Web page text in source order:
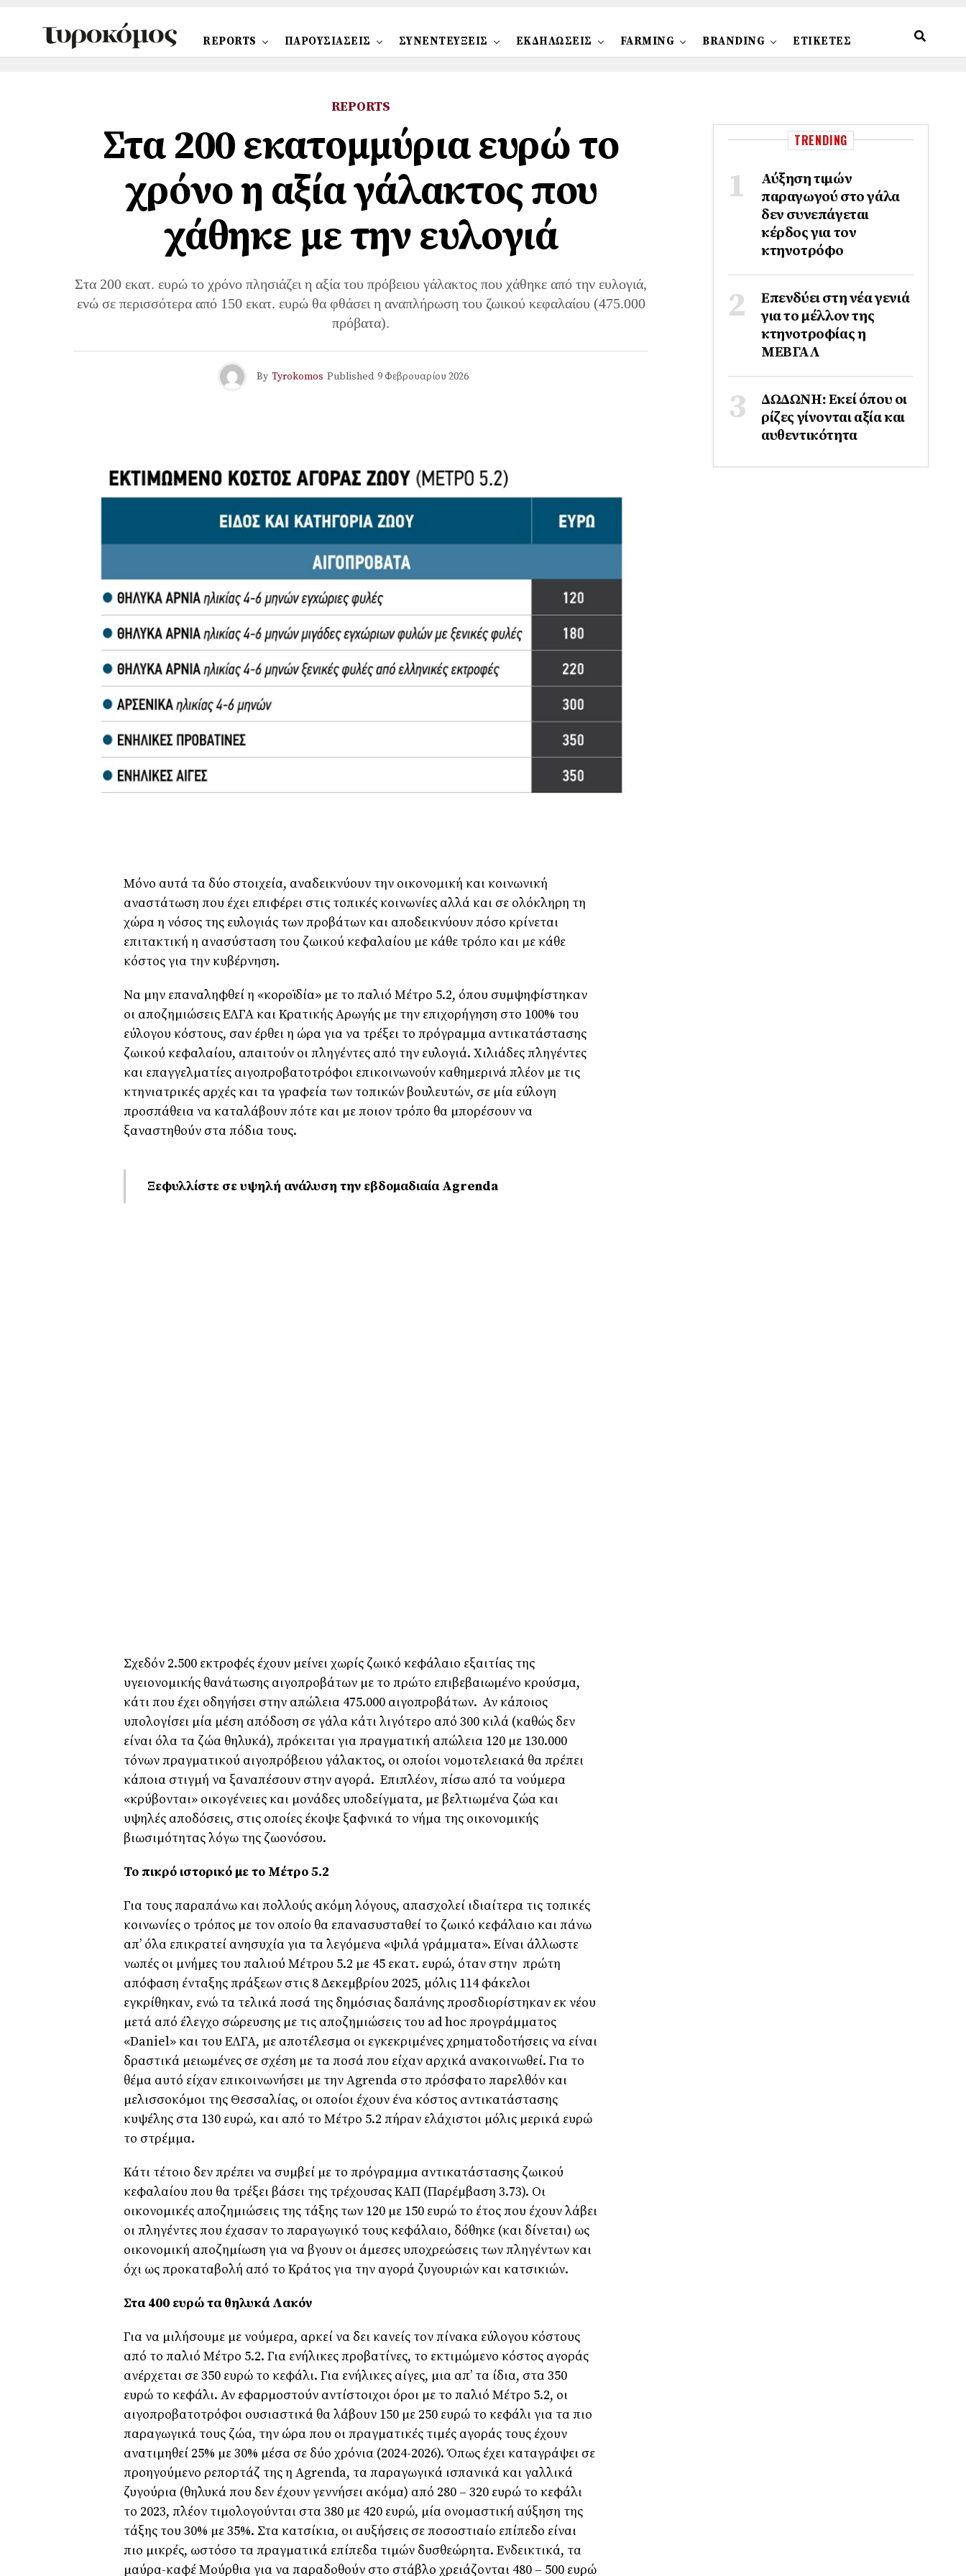
REPORTS ΠΑΡΟΥΣΙΑΣΕΙΣ ΣΥΝΕΝΤΕΥΞΕΙΣ ΕΚΔΗΛΩΣΕΙΣ FARMING BRANDING ΕΤΙΚΕΤΕΣ
REPORTS
Στα 200 εκατομμύρια ευρώ το
χρόνο η αξία γάλακτος που
χάθηκε με την ευλογιά
Στα 200 εκατ. ευρώ το χρόνο πλησιάζει η αξία του πρόβειου γάλακτος που χάθηκε από την ευλογιά,
ενώ σε περισσότερα από 150 εκατ. ευρώ θα φθάσει η αναπλήρωση του ζωικού κεφαλαίου (475.000
πρόβατα).
By Tyrokomos Published 9 Φεβρουαρίου 2026
Μόνο αυτά τα δύο στοιχεία, αναδεικνύουν την οικονομική και κοινωνική
αναστάτωση που έχει επιφέρει στις τοπικές κοινωνίες αλλά και σε ολόκληρη τη
χώρα η νόσος της ευλογιάς των προβάτων και αποδεικνύουν πόσο κρίνεται
επιτακτική η ανασύσταση του ζωικού κεφαλαίου με κάθε τρόπο και με κάθε
κόστος για την κυβέρνηση.
Να µην επαναληφθεί η «κοροϊδία» µε το παλιό Μέτρο 5.2, όπου συµψηφίστηκαν
οι αποζηµιώσεις ΕΛΓΑ και Κρατικής Αρωγής µε την επιχορήγηση στο 100% του
εύλογου κόστους, σαν έρθει η ώρα για να τρέξει το πρόγραµµα αντικατάστασης
ζωικού κεφαλαίου, απαιτούν οι πληγέντες από την ευλογιά. Χιλιάδες πληγέντες
και επαγγελµατίες αιγοπροβατοτρόφοι επικοινωνούν καθηµερινά πλέον µε τις
κτηνιατρικές αρχές και τα γραφεία των τοπικών βουλευτών, σε µία εύλογη
προσπάθεια να καταλάβουν πότε και µε ποιον τρόπο θα µπορέσουν να
ξαναστηθούν στα πόδια τους.
Ξεφυλλίστε σε υψηλή ανάλυση την εβδομαδιαία Agrenda
Σχεδόν 2.500 εκτροφές έχουν µείνει χωρίς ζωικό κεφάλαιο εξαιτίας της
υγειονοµικής θανάτωσης αιγοπροβάτων µε το πρώτο επιβεβαιωµένο κρούσµα,
κάτι που έχει οδηγήσει στην απώλεια 475.000 αιγοπροβάτων. Αν κάποιος
υπολογίσει µία µέση απόδοση σε γάλα κάτι λιγότερο από 300 κιλά (καθώς δεν
είναι όλα τα ζώα θηλυκά), πρόκειται για πραγµατική απώλεια 120 µε 130.000
τόνων πραγµατικού αιγοπρόβειου γάλακτος, οι οποίοι νοµοτελειακά θα πρέπει
κάποια στιγµή να ξαναπέσουν στην αγορά. Επιπλέον, πίσω από τα νούµερα
«κρύβονται» οικογένειες και µονάδες υποδείγµατα, µε βελτιωµένα ζώα και
υψηλές αποδόσεις, στις οποίες έκοψε ξαφνικά το νήµα της οικονοµικής
βιωσιµότητας λόγω της ζωονόσου.
Το πικρό ιστορικό µε το Μέτρο 5.2
Για τους παραπάνω και πολλούς ακόµη λόγους, απασχολεί ιδιαίτερα τις τοπικές
κοινωνίες ο τρόπος µε τον οποίο θα επανασυσταθεί το ζωικό κεφάλαιο και πάνω
απ’ όλα επικρατεί ανησυχία για τα λεγόµενα «ψιλά γράµµατα». Είναι άλλωστε
νωπές οι µνήµες του παλιού Μέτρου 5.2 µε 45 εκατ. ευρώ, όταν στην πρώτη
απόφαση ένταξης πράξεων στις 8 ∆εκεµβρίου 2025, µόλις 114 φάκελοι
εγκρίθηκαν, ενώ τα τελικά ποσά της δηµόσιας δαπάνης προσδιορίστηκαν εκ νέου
µετά από έλεγχο σώρευσης µε τις αποζηµιώσεις του ad hoc προγράµµατος
«Daniel» και του ΕΛΓΑ, µε αποτέλεσµα οι εγκεκριµένες χρηµατοδοτήσεις να είναι
δραστικά µειωµένες σε σχέση µε τα ποσά που είχαν αρχικά ανακοινωθεί. Για το
θέµα αυτό είχαν επικοινωνήσει µε την Agrenda στο πρόσφατο παρελθόν και
µελισσοκόµοι της Θεσσαλίας, οι οποίοι έχουν ένα κόστος αντικατάστασης
κυψέλης στα 130 ευρώ, και από το Μέτρο 5.2 πήραν ελάχιστοι µόλις µερικά ευρώ
το στρέµµα.
Κάτι τέτοιο δεν πρέπει να συµβεί µε το πρόγραµµα αντικατάστασης ζωικού
κεφαλαίου που θα τρέξει βάσει της τρέχουσας ΚΑΠ (Παρέµβαση 3.73). Οι
οικονοµικές αποζηµιώσεις της τάξης των 120 µε 150 ευρώ το έτος που έχουν λάβει
οι πληγέντες που έχασαν το παραγωγικό τους κεφάλαιο, δόθηκε (και δίνεται) ως
οικονοµική αποζηµίωση για να βγουν οι άµεσες υποχρεώσεις των πληγέντων και
όχι ως προκαταβολή από το Κράτος για την αγορά ζυγουριών και κατσικιών.
Στα 400 ευρώ τα θηλυκά Λακόν
Για να µιλήσουµε µε νούµερα, αρκεί να δει κανείς τον πίνακα εύλογου κόστους
από το παλιό Μέτρο 5.2. Για ενήλικες προβατίνες, το εκτιµώµενο κόστος αγοράς
ανέρχεται σε 350 ευρώ το κεφάλι. Για ενήλικες αίγες, µια απ’ τα ίδια, στα 350
ευρώ το κεφάλι. Αν εφαρµοστούν αντίστοιχοι όροι µε το παλιό Μέτρο 5.2, οι
αιγοπροβατοτρόφοι ουσιαστικά θα λάβουν 150 µε 250 ευρώ το κεφάλι για τα πιο
παραγωγικά τους ζώα, την ώρα που οι πραγµατικές τιµές αγοράς τους έχουν
ανατιµηθεί 25% µε 30% µέσα σε δύο χρόνια (2024-2026). Όπως έχει καταγράψει σε
προηγούµενο ρεπορτάζ της η Agrenda, τα παραγωγικά ισπανικά και γαλλικά
ζυγούρια (θηλυκά που δεν έχουν γεννήσει ακόµα) από 280 – 320 ευρώ το κεφάλι
το 2023, πλέον τιµολογούνται στα 380 µε 420 ευρώ, µία ονοµαστική αύξηση της
τάξης του 30% µε 35%. Στα κατσίκια, οι αυξήσεις σε ποσοστιαίο επίπεδο είναι
πιο µικρές, ωστόσο τα πραγµατικά επίπεδα τιµών δυσθεώρητα. Ενδεικτικά, τα
µαύρα-καφέ Μούρθια για να παραδοθούν στο στάβλο χρειάζονται 480 – 500 ευρώ
TRENDING
Αύξηση τιμών
παραγωγού στο γάλα
δεν συνεπάγεται
κέρδος για τον
κτηνοτρόφο
Επενδύει στη νέα γενιά
για το μέλλον της
κτηνοτροφίας η
ΜΕΒΓΑΛ
ΔΩΔΩΝΗ: Εκεί όπου οι
ρίζες γίνονται αξία και
αυθεντικότητα